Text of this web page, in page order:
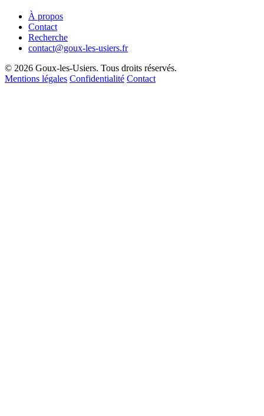
À propos
Contact
Recherche
contact@goux-les-usiers.fr
© 2026 Goux-les-Usiers. Tous droits réservés.
Mentions légales Confidentialité Contact